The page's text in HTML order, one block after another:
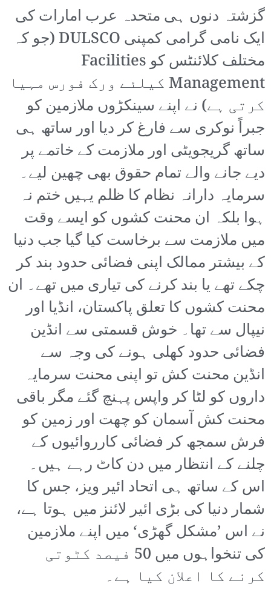
گزشتہ دنوں ہی متحدہ عرب امارات کی
ایک نامی گرامی کمپنی DULSCO (جو کہ
مختلف کلائنٹس کو Facilities
Management کیلئے ورک فورس مہیا
کرتی ہے) نے اپنے سینکڑوں ملازمین کو
جبراً نوکری سے فارغ کر دیا اور ساتھ ہی
ساتھ گریجویٹی اور ملازمت کے خاتمے پر
دیے جانے والے تمام حقوق بھی چھین لیے۔
سرمایہ دارانہ نظام کا ظلم یہیں ختم نہ
ہوا بلکہ ان محنت کشوں کو ایسے وقت
میں ملازمت سے برخاست کیا گیا جب دنیا
کے بیشتر ممالک اپنی فضائی حدود بند کر
چکے تھے یا بند کرنے کی تیاری میں تھے۔ ان
محنت کشوں کا تعلق پاکستان، انڈیا اور
نیپال سے تھا۔ خوش قسمتی سے انڈین
فضائی حدود کھلی ہونے کی وجہ سے
انڈین محنت کش تو اپنی محنت سرمایہ
داروں کو لٹا کر واپس پہنچ گئے مگر باقی
محنت کش آسمان کو چھت اور زمین کو
فرش سمجھ کر فضائی کارروائیوں کے
چلنے کے انتظار میں دن کاٹ رہے ہیں۔
اس کے ساتھ ہی اتحاد ائیر ویز، جس کا
شمار دنیا کی بڑی ائیر لائنز میں ہوتا ہے،
نے اس ’مشکل گھڑی‘ میں اپنے ملازمین
کی تنخواہوں میں 50 فیصد کٹوتی
کرنے کا اعلان کیا ہے۔